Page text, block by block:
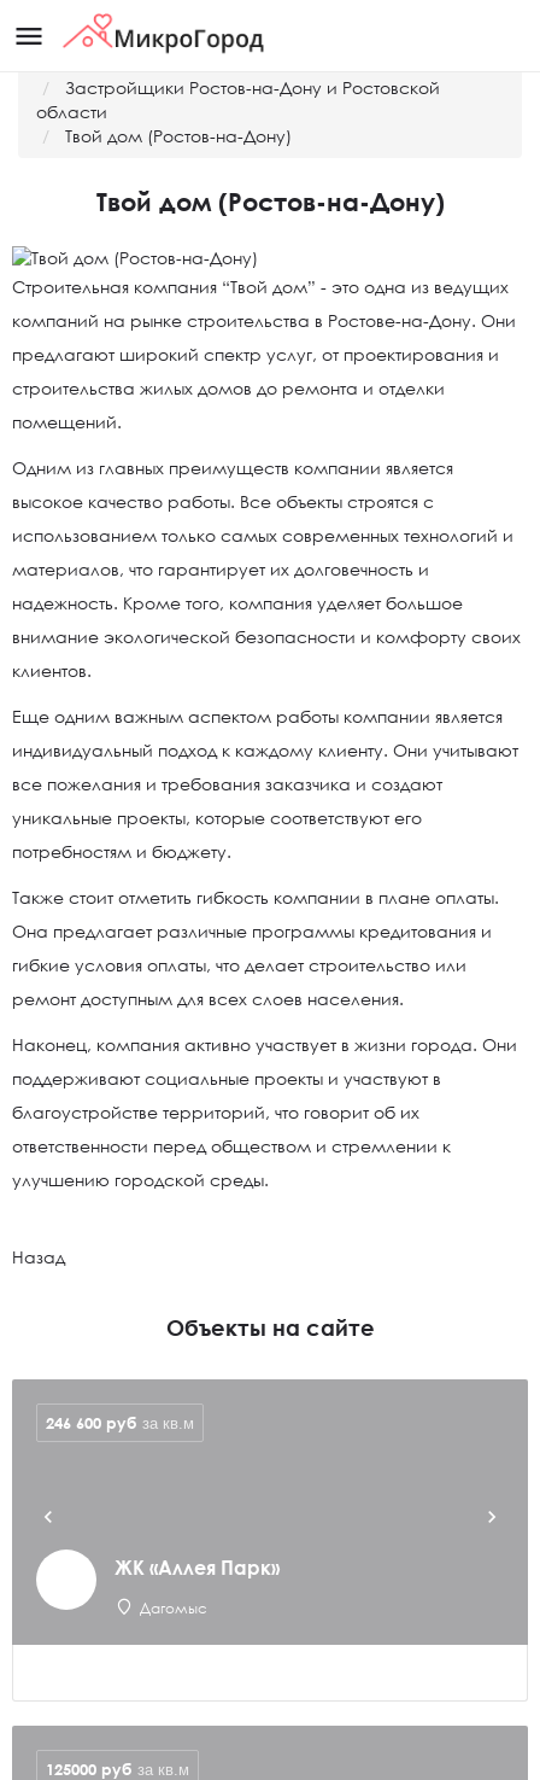
menu
Застройщики Ростов-на-Дону и Ростовской
области
Твой дом (Ростов-на-Дону)
Твой дом (Ростов-на-Дону)
Строительная компания “Твой дом” - это одна из ведущих
компаний на рынке строительства в Ростове-на-Дону. Они
предлагают широкий спектр услуг, от проектирования и
строительства жилых домов до ремонта и отделки
помещений.
Одним из главных преимуществ компании является
высокое качество работы. Все объекты строятся с
использованием только самых современных технологий и
материалов, что гарантирует их долговечность и
надежность. Кроме того, компания уделяет большое
внимание экологической безопасности и комфорту своих
клиентов.
Еще одним важным аспектом работы компании является
индивидуальный подход к каждому клиенту. Они учитывают
все пожелания и требования заказчика и создают
уникальные проекты, которые соответствуют его
потребностям и бюджету.
Также стоит отметить гибкость компании в плане оплаты.
Она предлагает различные программы кредитования и
гибкие условия оплаты, что делает строительство или
ремонт доступным для всех слоев населения.
Наконец, компания активно участвует в жизни города. Они
поддерживают социальные проекты и участвуют в
благоустройстве территорий, что говорит об их
ответственности перед обществом и стремлении к
улучшению городской среды.
Назад
Объекты на сайте
ЖК «Аллея Парк»
Дагомыс
246 600 руб за кв.м
125000 руб за кв.м